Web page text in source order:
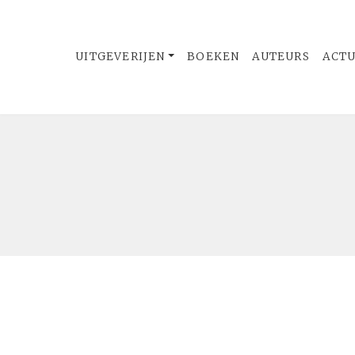
UITGEVERIJEN BOEKEN AUTEURS